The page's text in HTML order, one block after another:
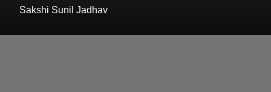
Sakshi Sunil Jadhav